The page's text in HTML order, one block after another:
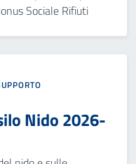
Sociale Rifiuti
Nido 2026-